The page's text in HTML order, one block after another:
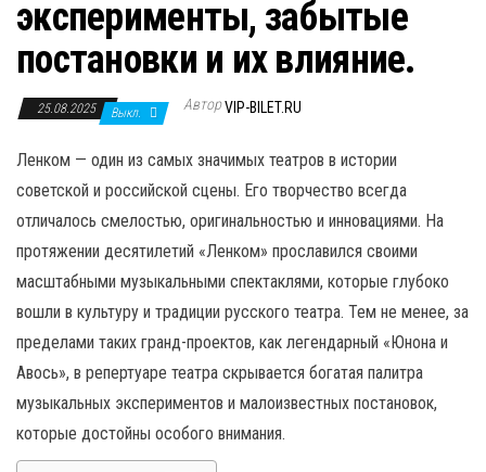
эксперименты, забытые
постановки и их влияние.
25.08.2025 Выкл. АвторVIP-BILET.RU
Ленком — один из самых значимых театров в истории
советской и российской сцены. Его творчество всегда
отличалось смелостью, оригинальностью и инновациями. На
протяжении десятилетий «Ленком» прославился своими
масштабными музыкальными спектаклями, которые глубоко
вошли в культуру и традиции русского театра. Тем не менее, за
пределами таких гранд-проектов, как легендарный «Юнона и
Авось», в репертуаре театра скрывается богатая палитра
музыкальных экспериментов и малоизвестных постановок,
которые достойны особого внимания.